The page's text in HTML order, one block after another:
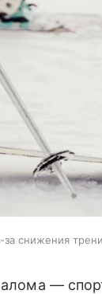
снижения
—